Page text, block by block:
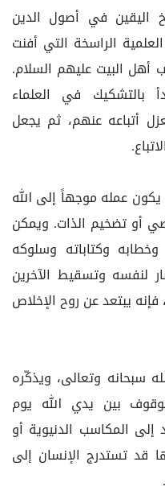
اليقين في أصول الدين
الراسخة التي أفنت
أهل البيت عليهم السلام.
بالتشكيك في العلماء
أتباعه عنهم، ثم يجعل
عمله موجهاً إلى الله
أو تضخيم الذات. ويمكن
وكتاباته وسلوكه
لنفسه وتسقيط الآخرين
يبتعد عن روح الإخلاص
سبحانه وتعالى، ويذكّره
بين يدي الله يوم
إلى المكاسب الدنيوية أو
قد تستدرج الإنسان إلى